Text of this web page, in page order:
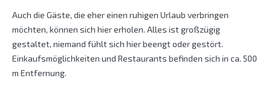
Auch die Gäste, die eher einen ruhigen Urlaub verbringen
möchten, können sich hier erholen. Alles ist großzügig
gestaltet, niemand fühlt sich hier beengt oder gestört.
Einkaufsmöglichkeiten und Restaurants befinden sich in ca. 500
m Entfernung.